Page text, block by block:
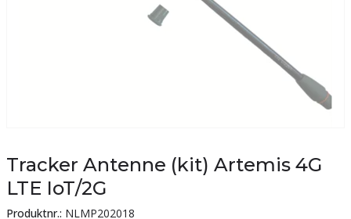
Tracker Antenne (kit) Artemis 4G
LTE IoT/2G
Produktnr.: NLMP202018